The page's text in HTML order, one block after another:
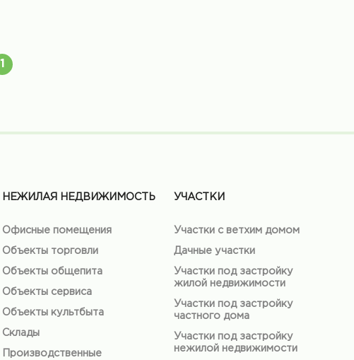
1
НЕЖИЛАЯ НЕДВИЖИМОСТЬ
Офисные помещения
Объекты торговли
Объекты общепита
Объекты сервиса
Объекты культбыта
Склады
Производственные
УЧАСТКИ
Участки с ветхим домом
Дачные участки
Участки под застройку
жилой недвижимости
Участки под застройку
частного дома
Участки под застройку
нежилой недвижимости